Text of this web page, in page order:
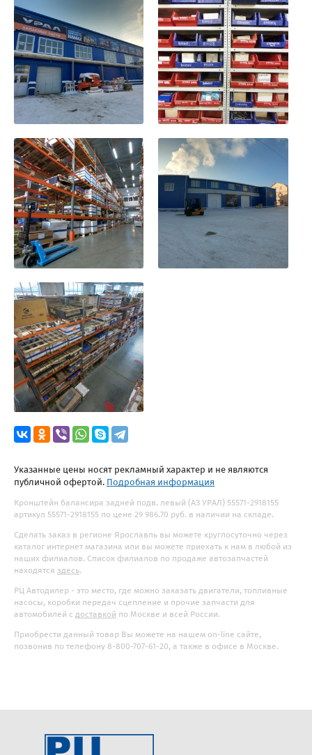
Указанные цены носят рекламный характер и не являются
публичной офертой. Подробная информация
Кронштейн балансира задней подв. левый (АЗ УРАЛ) 55571-2918155
артикул 55571-2918155 по цене 29 986.70 руб. в наличии на складе.
Сделать заказ в регионе Ярославль вы можете круглосуточно через
каталог интернет магазина или вы можете приехать к нам в любой из
наших филиалов. Список филиалов по продаже автозапчастей
находятся здесь.
РЦ Автодилер - это место, где можно заказать двигатели, топливные
насосы, коробки передач сцепление и прочие запчасти для
автомобилей с доставкой по Москве и всей России.
Приобрести данный товар Вы можете на нашем on-line сайте,
позвонив по телефону 8-800-707-61-20, а также в офисе в Москве.